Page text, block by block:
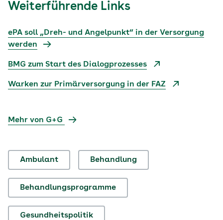
Weiterführende Links
ePA soll „Dreh- und Angelpunkt“ in der Versorgung
werden
BMG zum Start des Dialogprozesses
Warken zur Primärversorgung in der FAZ
Mehr von G+G
Ambulant Behandlung
Behandlungsprogramme
Gesundheitspolitik